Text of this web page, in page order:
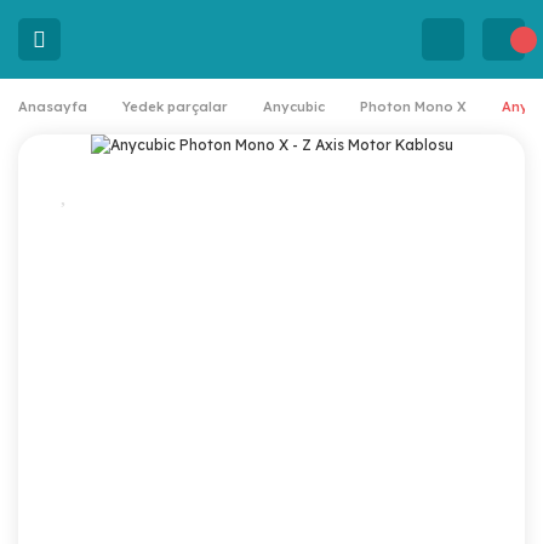
Anasayfa Yedek parçalar Anycubic Photon Mono X